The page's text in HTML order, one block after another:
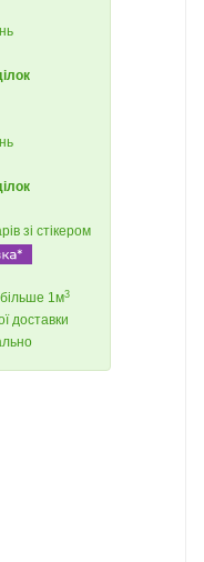
зі стікером
1м3
доставки